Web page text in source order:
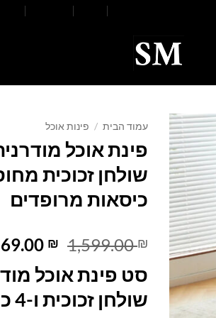
Add to
wishlist
עמוד הבית / פינות אוכל
פינת אוכל
כיסאות מרופדים
1,599.00₪
המחיר
היה:
₪.
₪
סט פינת אוכל